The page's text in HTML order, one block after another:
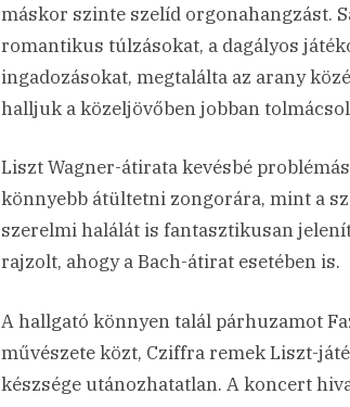
máskor szinte szelíd orgonahangzást.
romantikus túlzásokat, a dagályos
ingadozásokat, megtalálta az arany
halljuk a közeljövőben jobban
Liszt Wagner-átirata kevésbé
könnyebb átültetni zongorára, mint a
szerelmi halálát is fantasztikusan
rajzolt, ahogy a Bach-átirat esetében is.
A hallgató könnyen talál párhuzamot
művészete közt, Cziffra remek Liszt-
készsége utánozhatatlan. A koncert